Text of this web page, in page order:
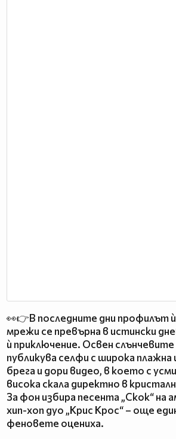
👀👉В последните дни профилът
мрежи се превърна в истински
ѝ приключение. Освен
публикува селфи с широка
брега и дори видео, в което с
висока скала директно в
За фон избира песента „Скок“ на
хип-хоп дуо „Крис Крос“ – още
феновете оцениха.